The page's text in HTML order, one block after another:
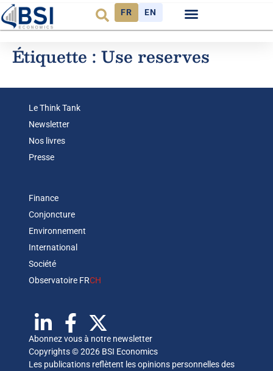
FR EN
Étiquette : Use reserves
Le Think Tank
Newsletter
Nos livres
Presse
Finance
Conjoncture
Environnement
International
Société
Observatoire FRCH
Abonnez vous à notre newsletter
Copyrights © 2026 BSI Economics
Les publications reflètent les opinions personnelles des